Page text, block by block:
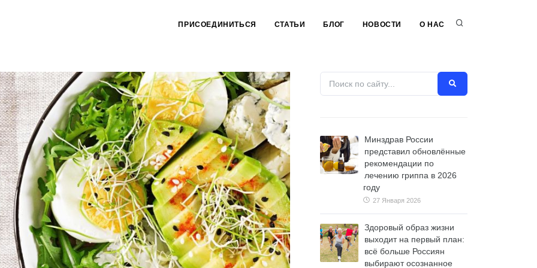
ПРИСОЕДИНИТЬСЯ СТАТЬИ БЛОГ НОВОСТИ О НАС
Минздрав России
представил обновлённые
рекомендации по
лечению гриппа в 2026
году
27 Января 2026
Здоровый образ жизни
выходит на первый план:
всё больше Россиян
выбирают осознанное